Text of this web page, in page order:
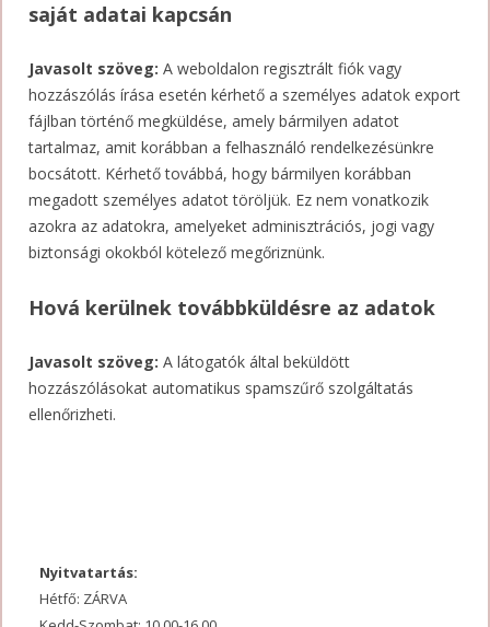
saját adatai kapcsán
Javasolt szöveg: A weboldalon regisztrált fiók vagy
hozzászólás írása esetén kérhető a személyes adatok export
fájlban történő megküldése, amely bármilyen adatot
tartalmaz, amit korábban a felhasználó rendelkezésünkre
bocsátott. Kérhető továbbá, hogy bármilyen korábban
megadott személyes adatot töröljük. Ez nem vonatkozik
azokra az adatokra, amelyeket adminisztrációs, jogi vagy
biztonsági okokból kötelező megőriznünk.
Hová kerülnek továbbküldésre az adatok
Javasolt szöveg: A látogatók által beküldött
hozzászólásokat automatikus spamszűrő szolgáltatás
ellenőrizheti.
Nyitvatartás:
Hétfő: ZÁRVA